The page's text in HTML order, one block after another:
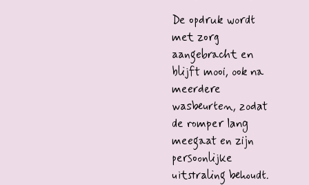
De opdruk wordt
met zorg
aangebracht en
blijft mooi, ook na
meerdere
wasbeurten, zodat
de romper lang
meegaat en zijn
persoonlijke
uitstraling behoudt.